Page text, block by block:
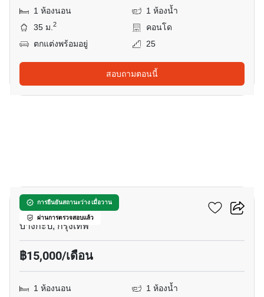
1 ห้องนอน
1 ห้องน้ำ
35 ม.2
คอนโด
ตกแต่งพร้อมอยู่
25
สอบถามตอนนี้
การยืนยันสถานะว่าง เมื่อวาน
ผ่านการตรวจสอบแล้ว
ทรู ทองหล่อ
บางกะปิ, กรุงเทพ
฿15,000/เดือน
1 ห้องนอน
1 ห้องน้ำ